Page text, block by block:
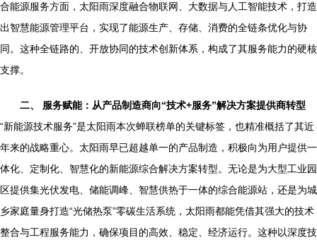
合能源服务方面，太阳雨深度融合物联网、大数据与人工智能技术，打造
出智慧能源管理平台，实现了能源生产、存储、消费的全链条优化与协
同。这种全链路的、开放协同的技术创新体系，构成了其服务能力的硬核
支撑。
二、 服务赋能：从产品制造商向“技术+服务”解决方案提供商转型
“新能源技术服务”是太阳雨本次蝉联榜单的关键标签，也精准概括了其近
年来的战略重心。太阳雨早已超越单一的产品制造，积极向为用户提供一
体化、定制化、智慧化的新能源综合解决方案转型。无论是为大型工业园
区提供集光伏发电、储能调峰、智慧供热于一体的综合能源站，还是为城
乡家庭量身打造“光储热泵”零碳生活系统，太阳雨都能凭借其强大的技术
整合与工程服务能力，确保项目的高效、稳定、经济运行。这种以深度技